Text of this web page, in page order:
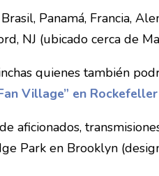
Panamá, Francia,
NJ (ubicado cerca de
quienes también
Village” en
aficionados,
Park en Brooklyn